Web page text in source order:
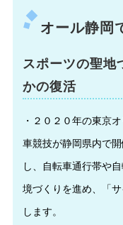
オール静岡
スポーツの聖地
かの復活
・２０２０年の東京
車競技が静岡県内で
し、自転車通行帯や
境づくりを進め、「
します。